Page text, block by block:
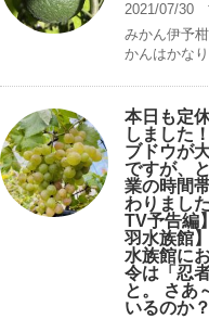
2021/07/30
みかん伊予
かんはかな
本日も定
しました
ブドウが
ですが、
業の時間
わりまし
TV予告編
羽水族館
水族館に
令は「忍
と。 さあ
いるのか